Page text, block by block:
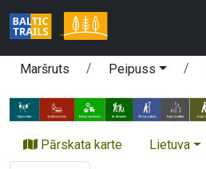
Maršruts Peipuss
Pārskata karte Lietuva